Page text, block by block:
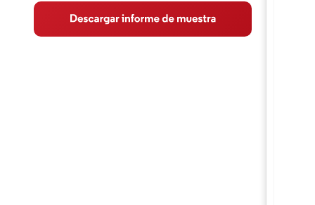
Análisis de segmentos